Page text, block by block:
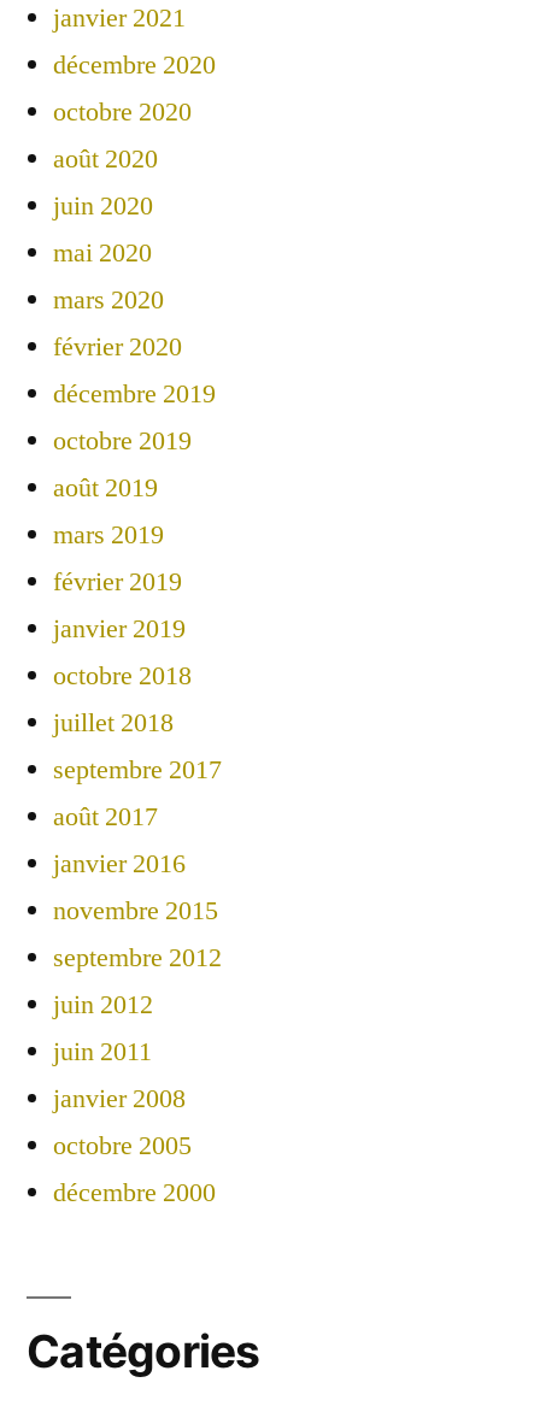
janvier 2021
décembre 2020
octobre 2020
août 2020
juin 2020
mai 2020
mars 2020
février 2020
décembre 2019
octobre 2019
août 2019
mars 2019
février 2019
janvier 2019
octobre 2018
juillet 2018
septembre 2017
août 2017
janvier 2016
novembre 2015
septembre 2012
juin 2012
juin 2011
janvier 2008
octobre 2005
décembre 2000
Catégories